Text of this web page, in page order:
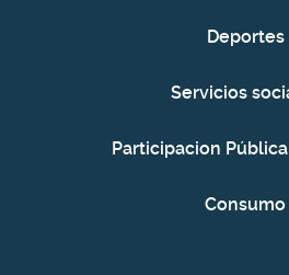
Deportes
Servicios
Participacion
Consumo